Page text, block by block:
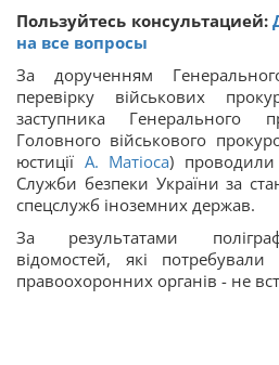
Пользуйтесь консультацией:
на все вопросы
За дорученням
перевірку військових
заступника Генерального
Головного військового
юстиції А. Матіоса) проводили
Служби безпеки України за
спецслужб іноземних держав.
За результатами
відомостей, які
правоохоронних органів - не